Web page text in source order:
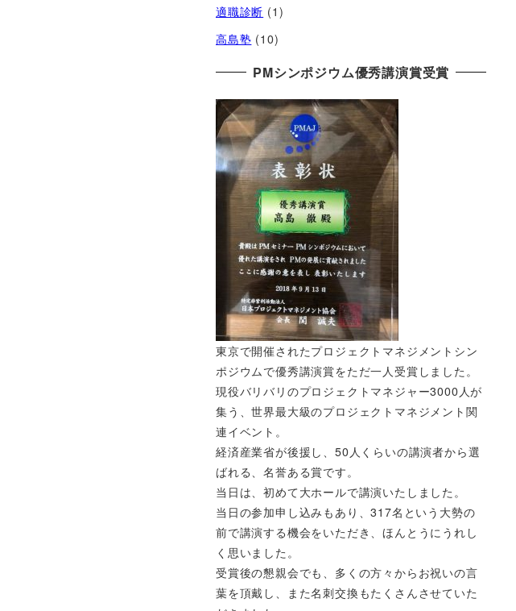
適職診断 (1)
高島塾 (10)
PMシンポジウム優秀講演賞受賞
東京で開催されたプロジェクトマネジメントシン
ポジウムで優秀講演賞をただ一人受賞しました。
現役バリバリのプロジェクトマネジャー3000人が
集う、世界最大級のプロジェクトマネジメント関
連イベント。
経済産業省が後援し、50人くらいの講演者から選
ばれる、名誉ある賞です。
当日は、初めて大ホールで講演いたしました。
当日の参加申し込みもあり、317名という大勢の
前で講演する機会をいただき、ほんとうにうれし
く思いました。
受賞後の懇親会でも、多くの方々からお祝いの言
葉を頂戴し、また名刺交換もたくさんさせていた